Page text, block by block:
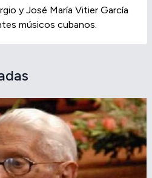
y José María Vitier García
músicos cubanos.